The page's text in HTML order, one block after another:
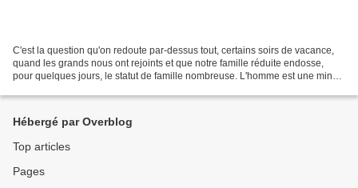
C'est la question qu'on redoute par-dessus tout, certains soirs de vacance,
quand les grands nous ont rejoints et que notre famille réduite endosse,
pour quelques jours, le statut de famille nombreuse. L'homme est une mine
Hébergé par Overblog
Top articles
Pages